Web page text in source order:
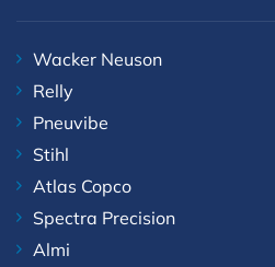
Wacker Neuson
Relly
Pneuvibe
Stihl
Atlas Copco
Spectra Precision
Almi